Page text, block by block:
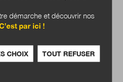
démarche et découvrir nos
par ici !
CHOIX TOUT REFUSER